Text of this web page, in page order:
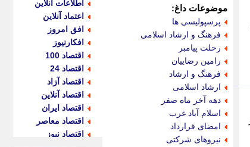
موضوعات داغ:
پرسپولیسی ها
فرهنگ و ارشاد اسلامی
رحلت پیامبر
رامین رضاییان
فرهنگ و ارشاد
ارشاد اسلامی
دهه آخر ماه صفر
اسلام آباد غرب
امضای قرارداد
نیروهای شرکتی
اطلاعات آنلاین
اعتماد آنلاین
افق امروز
افکارنیوز
اقتصاد 100
اقتصاد 24
اقتصاد آزاد
اقتصاد آنلاین
اقتصاد ایران
اقتصاد معاصر
اقتصاد نیوز